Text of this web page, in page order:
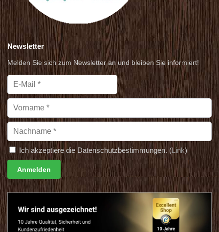
Newsletter
Melden Sie sich zum Newsletter an und bleiben Sie informiert!
Ich akzeptiere die Datenschutzbestimmungen. (Link)